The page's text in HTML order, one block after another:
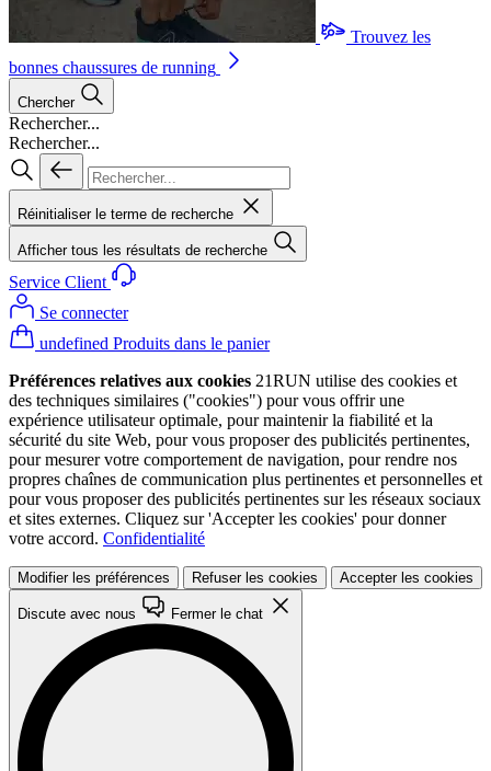
Trouvez les
bonnes chaussures de running
Chercher
Rechercher...
Rechercher...
Réinitialiser le terme de recherche
Afficher tous les résultats de recherche
Service Client
Se connecter
undefined Produits dans le panier
Préférences relatives aux cookies 21RUN utilise des cookies et
des techniques similaires ("cookies") pour vous offrir une
expérience utilisateur optimale, pour maintenir la fiabilité et la
sécurité du site Web, pour vous proposer des publicités pertinentes,
pour mesurer votre comportement de navigation, pour rendre nos
propres chaînes de communication plus pertinentes et personnelles et
pour vous proposer des publicités pertinentes sur les réseaux sociaux
et sites externes. Cliquez sur 'Accepter les cookies' pour donner
votre accord. Confidentialité
Modifier les préférences Refuser les cookies Accepter les cookies
Discute avec nous Fermer le chat